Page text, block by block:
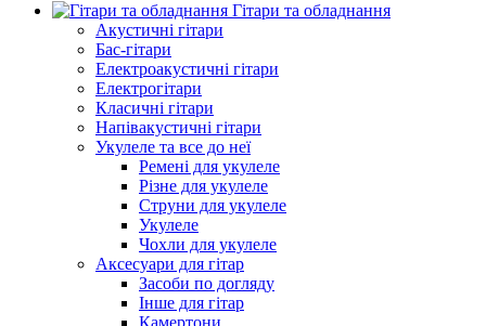
Гітари та обладнання
Акустичні гітари
Бас-гітари
Електроакустичні гітари
Електрогітари
Класичні гітари
Напівакустичні гітари
Укулеле та все до неї
Ремені для укулеле
Різне для укулеле
Струни для укулеле
Укулеле
Чохли для укулеле
Аксесуари для гітар
Засоби по догляду
Інше для гітар
Камертони